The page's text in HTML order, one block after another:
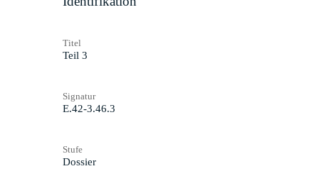
Titel
Teil 3
Signatur
E.42-3.46.3
Stufe
Dossier